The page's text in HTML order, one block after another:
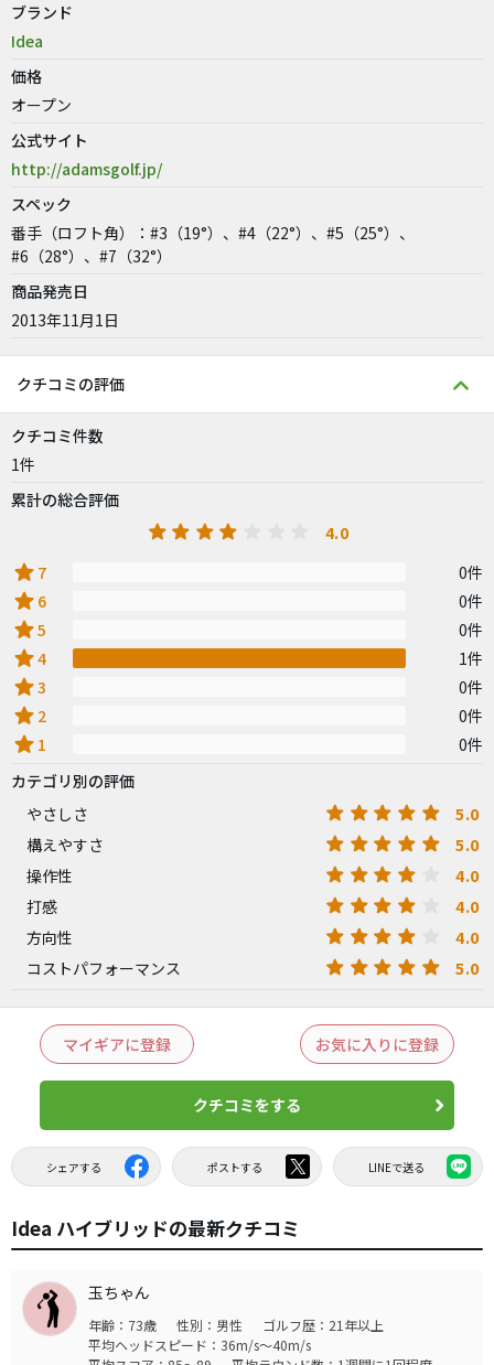
ブランド
Idea
価格
オープン
公式サイト
http://adamsgolf.jp/
スペック
番手（ロフト角）：#3（19°）、#4（22°）、#5（25°）、
#6（28°）、#7（32°）
商品発売日
2013年11月1日
クチコミの評価
クチコミ件数
1件
累計の総合評価
4.0
star 7 0件
star 6 0件
star5 0件
star4 1件
star3 0件
star 2 0件
star 1
0件
カテゴリ別の評価
やさしさ
5.0
構えやすさ 5.0
操作性 4.0
打感 4.0
方向性 4.0
コストパフォーマンス 5.0
マイギアに登録 お気に入りに登録
クチコミをする
シェアする ポストする LINEで送る
Idea ハイブリッドの最新クチコミ
玉ちゃん
年齢：73歳 性別：男性
ゴルフ歴：21年以上
平均ヘッドスピード：36m/s～40m/s